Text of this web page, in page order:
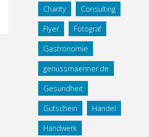
Charity Consulting
Flyer Fotograf
Gastronomie
genussmaenner.de
Gesundheit
Gutschein Handel
Handwerk